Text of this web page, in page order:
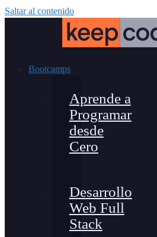
Saltar al contenido
Bootcamps
Aprende a
Programar
desde
Cero
Desarrollo
Web Full
Stack